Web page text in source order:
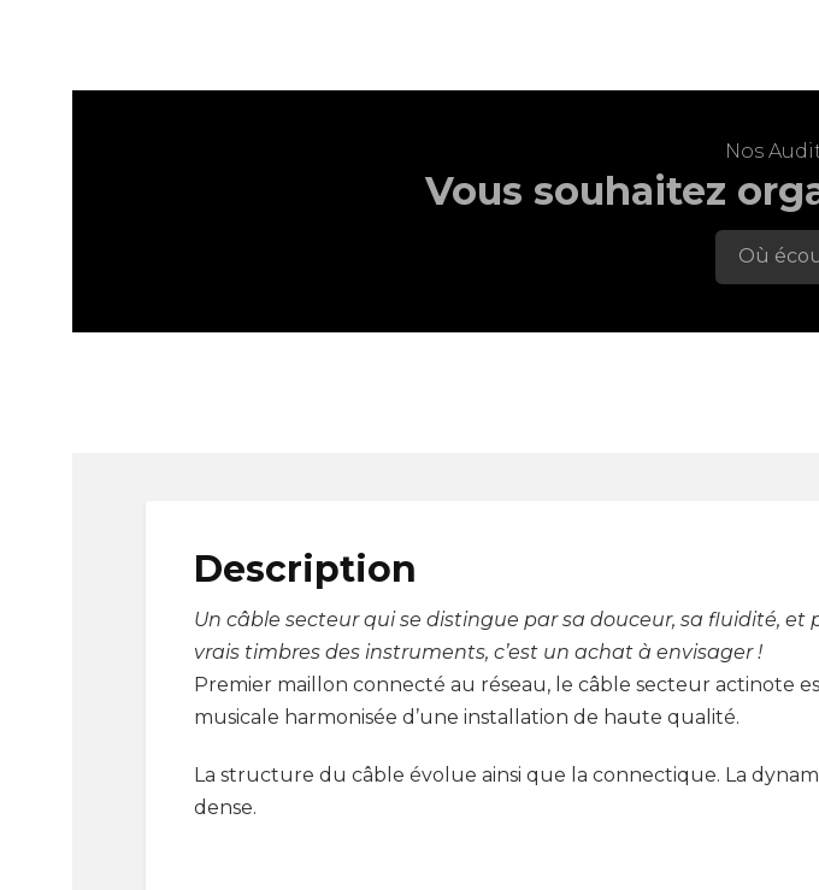
Nos
Vous souhaitez
Où
Description
Un câble secteur qui se distingue par sa douceur, sa fluidité,
vrais timbres des instruments, c’est un achat à envisager !
Premier maillon connecté au réseau, le câble secteur actinote
musicale harmonisée d’une installation de haute qualité.
La structure du câble évolue ainsi que la connectique. La
dense.